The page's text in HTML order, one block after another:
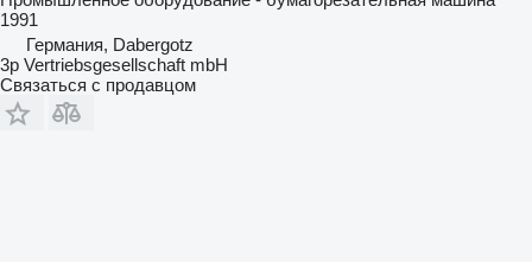
1991
Германия, Dabergotz
3p Vertriebsgesellschaft mbH
Связаться с продавцом